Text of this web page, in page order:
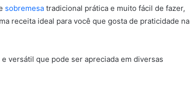
sobremesa tradicional prática e muito fácil de fazer,
receita ideal para você que gosta de praticidade na
versátil que pode ser apreciada em diversas